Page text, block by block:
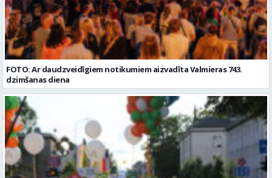
FOTO: Ar daudzveidīgiem notikumiem aizvadīta Valmieras 743.
dzimšanas diena